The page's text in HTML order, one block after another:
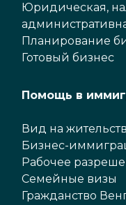
Юридическая,
Планирование
Готовый бизнес
Помощь в
Вид на
Бизнес-
Рабочее
Семейные визы
Гражданство